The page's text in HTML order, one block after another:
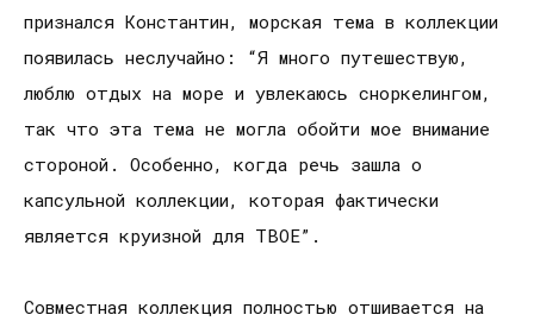
признался Константин, морская тема в коллекции
появилась неслучайно: “Я много путешествую,
люблю отдых на море и увлекаюсь сноркелингом,
так что эта тема не могла обойти мое внимание
стороной. Особенно, когда речь зашла о
капсульной коллекции, которая фактически
является круизной для ТВОЕ”.
Совместная коллекция полностью отшивается на